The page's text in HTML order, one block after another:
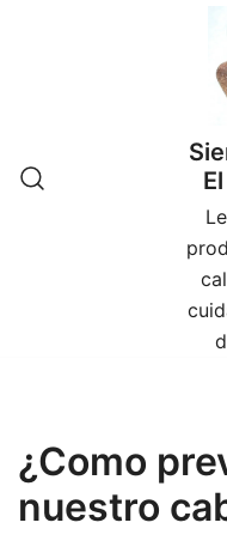
¿Como
nuestro